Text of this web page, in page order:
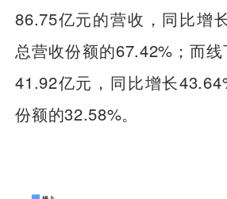
86.75亿元的营收，同比增
总营收份额的67.42%；而
41.92亿元，同比增长
份额的32.58%。